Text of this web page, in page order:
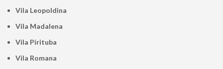
Vila Leopoldina
Vila Madalena
Vila Pirituba
Vila Romana